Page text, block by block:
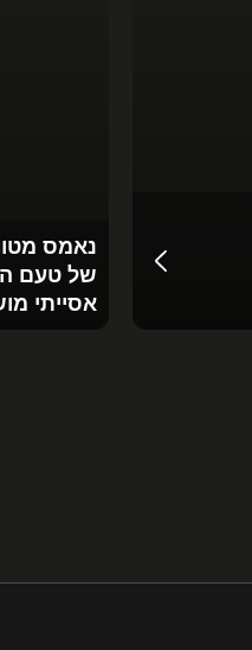
נאמס
של טעם
אסייתי